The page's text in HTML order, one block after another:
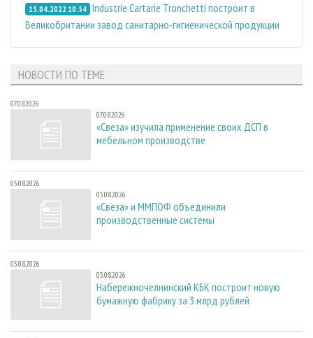
15.04.2022 10:54 Industrie Cartarie Tronchetti построит в
Великобритании завод санитарно-гигиенической продукции
НОВОСТИ ПО ТЕМЕ
07.08.2026
07.08.2026
«Свеза» изучила применение своих ДСП в
мебельном производстве
05.08.2026
05.08.2026
«Свеза» и ММПОФ объединили
производственные системы
05.08.2026
05.08.2026
Набережночелнинский КБК построит новую
бумажную фабрику за 3 млрд рублей